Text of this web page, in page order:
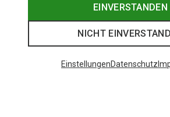
EINVERSTANDEN
NICHT
EinstellungenDatenschutz